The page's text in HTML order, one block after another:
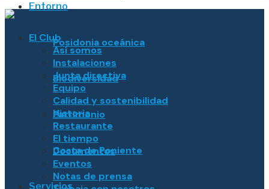
Entorno
Posidonia oceánica
Biodiversidad
Patrimonio
Costa de Poniente
Servicios
El Club
Así somos
Instalaciones
Junta directiva
Equipo
Calidad y sostenibilidad
Historia
Restaurante
El tiempo
Documentos
Eventos
Notas de prensa